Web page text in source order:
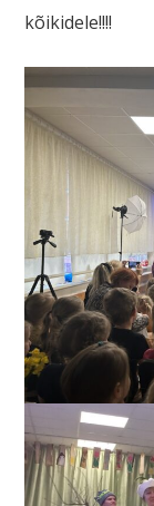
kõikidele!!!!